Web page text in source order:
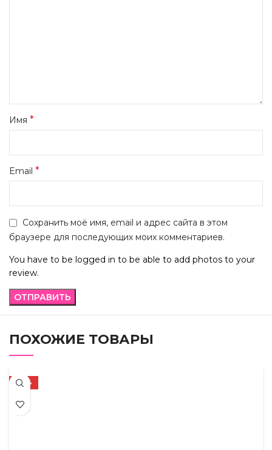
Имя *
Email *
Сохранить моё имя, email и адрес сайта в этом
браузере для последующих моих комментариев.
You have to be logged in to be able to add photos to your
review.
ПОХОЖИЕ ТОВАРЫ
-36%